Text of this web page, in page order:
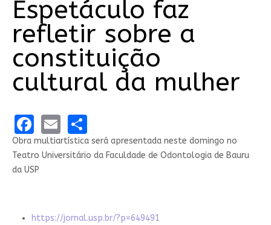
Espetáculo faz
refletir sobre a
constituição
cultural da mulher
Facebook
EmailShare
Obra multiartística será apresentada neste domingo no
Teatro Universitário da Faculdade de Odontologia de Bauru
da USP
https://jornal.usp.br/?p=649491